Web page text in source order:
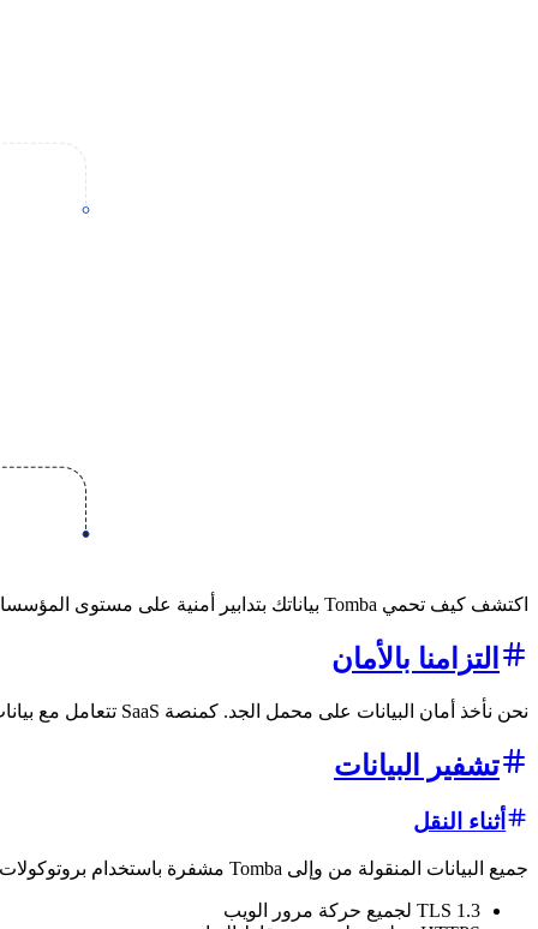
اكتشف كيف تحمي Tomba بياناتك بتدابير أمنية على مستوى المؤسسات والتشفير ومعايير الامتثال.
التزامنا بالأمان
نحن نأخذ أمان البيانات على محمل الجد. كمنصة SaaS تتعامل مع بيانات أعمال حساسة، نحافظ على أعلى معايير الأمان لضمان حماية معلوماتك دائماً.
تشفير البيانات
أثناء النقل
جميع البيانات المنقولة من وإلى Tomba مشفرة باستخدام بروتوكولات معيارية في الصناعة:
TLS 1.3 لجميع حركة مرور الويب